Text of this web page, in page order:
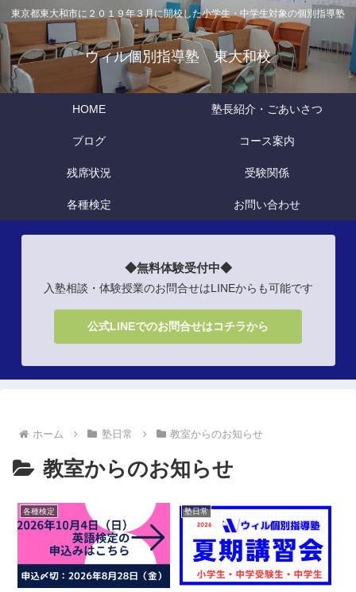
東京都東大和市に２０１９年３月に開校した小学生・中学生対象の個別指導塾
ウィル個別指導塾 東大和校
HOME 塾長紹介・ごあいさつ
ブログ コース案内
残席状況 受験関係
各種検定 お問い合わせ
◆無料体験受付中◆
入塾相談・体験授業のお問合せはLINEからも可能です
公式LINEでのお問合せはコチラから
ホーム 塾日常 教室からのお知らせ
教室からのお知らせ
各種検定 塾日常